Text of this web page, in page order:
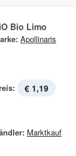
Bio Limo
Apollinaris
€ 1,19
Marktkauf